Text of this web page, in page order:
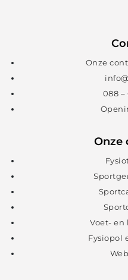
Onze
088 –
Onze
Voet- en
Fysiopol